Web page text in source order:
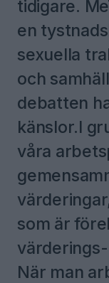
tidigare.
en
sexuella
och
debatten
känslor.I
våra
som är
När man